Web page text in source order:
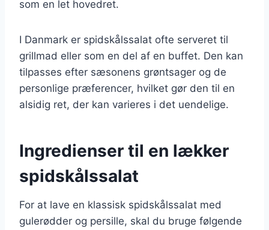
som en let hovedret.
I Danmark er spidskålssalat ofte serveret til
grillmad eller som en del af en buffet. Den kan
tilpasses efter sæsonens grøntsager og de
personlige præferencer, hvilket gør den til en
alsidig ret, der kan varieres i det uendelige.
Ingredienser til en lækker
spidskålssalat
For at lave en klassisk spidskålssalat med
gulerødder og persille, skal du bruge følgende